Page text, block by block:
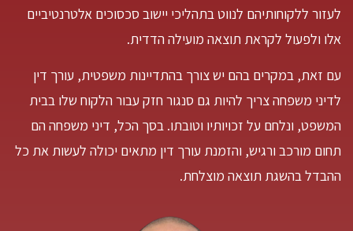
לעזור ללקוחותיהם לנווט בתהליכי יישוב סכסוכים אלטרנטיביים
אלו ולפעול לקראת תוצאה מועילה הדדית.
עם זאת, במקרים בהם יש צורך בהתדיינות משפטית, עורך דין
לדיני משפחה צריך להיות גם סנגור חזק עבור הלקוח שלו בבית
המשפט, ונלחם על זכויותיו וטובתו. בסך הכל, דיני משפחה הם
תחום מורכב ורגיש, והזמנת עורך דין מתאים יכולה לעשות את כל
ההבדל בהשגת תוצאה מוצלחת.